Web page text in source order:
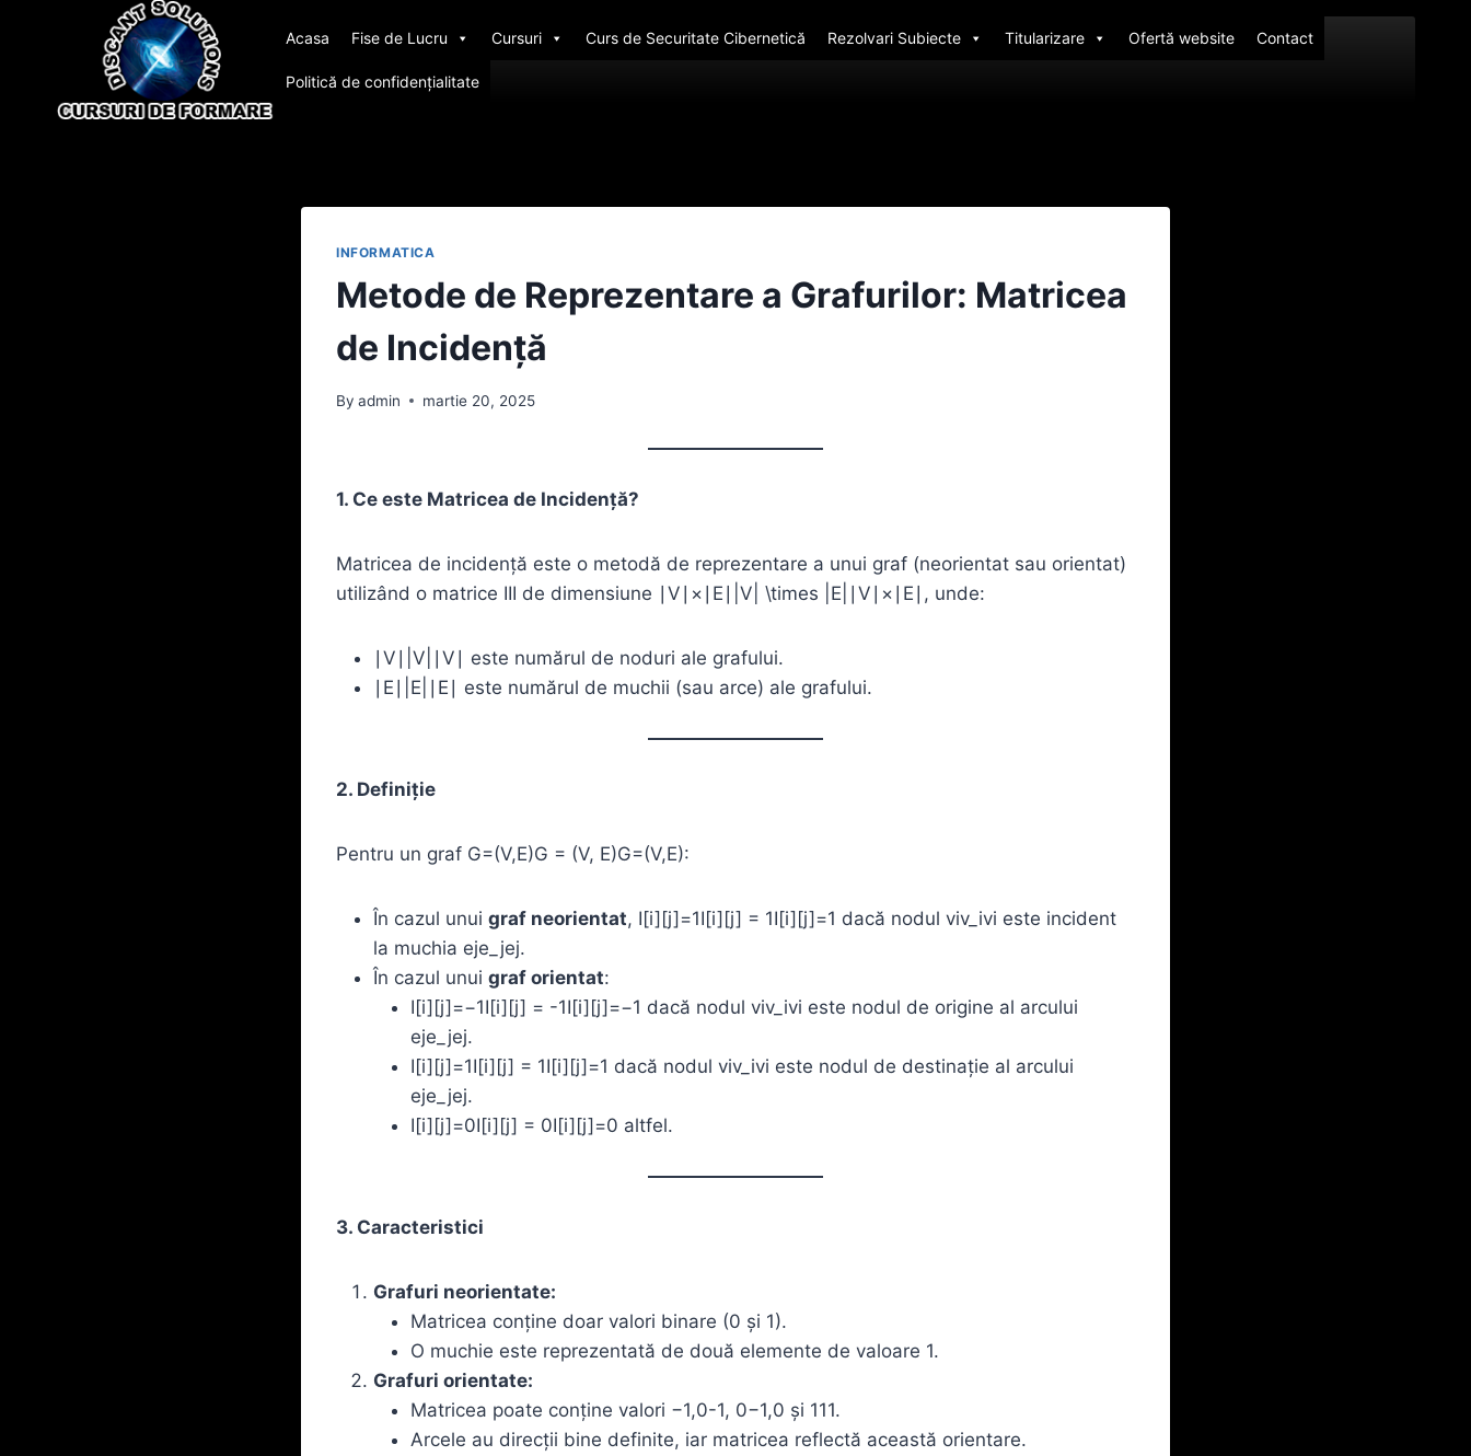
Acasa Fise de Lucru Cursuri Curs de Securitate Cibernetică Rezolvari Subiecte Titularizare Ofertă website Contact
Politică de confidențialitate
INFORMATICA
Metode de Reprezentare a Grafurilor: Matricea
de Incidență
By admin martie 20, 2025
1. Ce este Matricea de Incidență?
Matricea de incidență este o metodă de reprezentare a unui graf (neorientat sau orientat)
utilizând o matrice III de dimensiune ∣V∣×∣E∣|V| \times |E|∣V∣×∣E∣, unde:
∣V∣|V|∣V∣ este numărul de noduri ale grafului.
∣E∣|E|∣E∣ este numărul de muchii (sau arce) ale grafului.
2. Definiție
Pentru un graf G=(V,E)G = (V, E)G=(V,E):
În cazul unui graf neorientat, I[i][j]=1I[i][j] = 1I[i][j]=1 dacă nodul viv_ivi​ este incident
la muchia eje_jej​.
În cazul unui graf orientat:
I[i][j]=−1I[i][j] = -1I[i][j]=−1 dacă nodul viv_ivi​ este nodul de origine al arcului
eje_jej​.
I[i][j]=1I[i][j] = 1I[i][j]=1 dacă nodul viv_ivi​ este nodul de destinație al arcului
eje_jej​.
I[i][j]=0I[i][j] = 0I[i][j]=0 altfel.
3. Caracteristici
Grafuri neorientate:
Matricea conține doar valori binare (0 și 1).
O muchie este reprezentată de două elemente de valoare 1.
Grafuri orientate:
Matricea poate conține valori −1,0-1, 0−1,0 și 111.
Arcele au direcții bine definite, iar matricea reflectă această orientare.